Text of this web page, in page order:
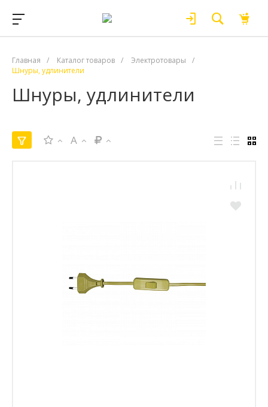
Главная / Каталог товаров / Электротовары
/
Шнуры, удлинители
Шнуры, удлинители
A